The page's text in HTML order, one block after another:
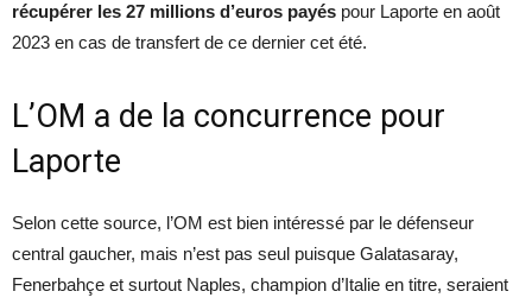
récupérer les 27 millions d’euros payés pour Laporte en août
2023 en cas de transfert de ce dernier cet été.
L’OM a de la concurrence pour
Laporte
Selon cette source, l’OM est bien intéressé par le défenseur
central gaucher, mais n’est pas seul puisque Galatasaray,
Fenerbahçe et surtout Naples, champion d’Italie en titre, seraient